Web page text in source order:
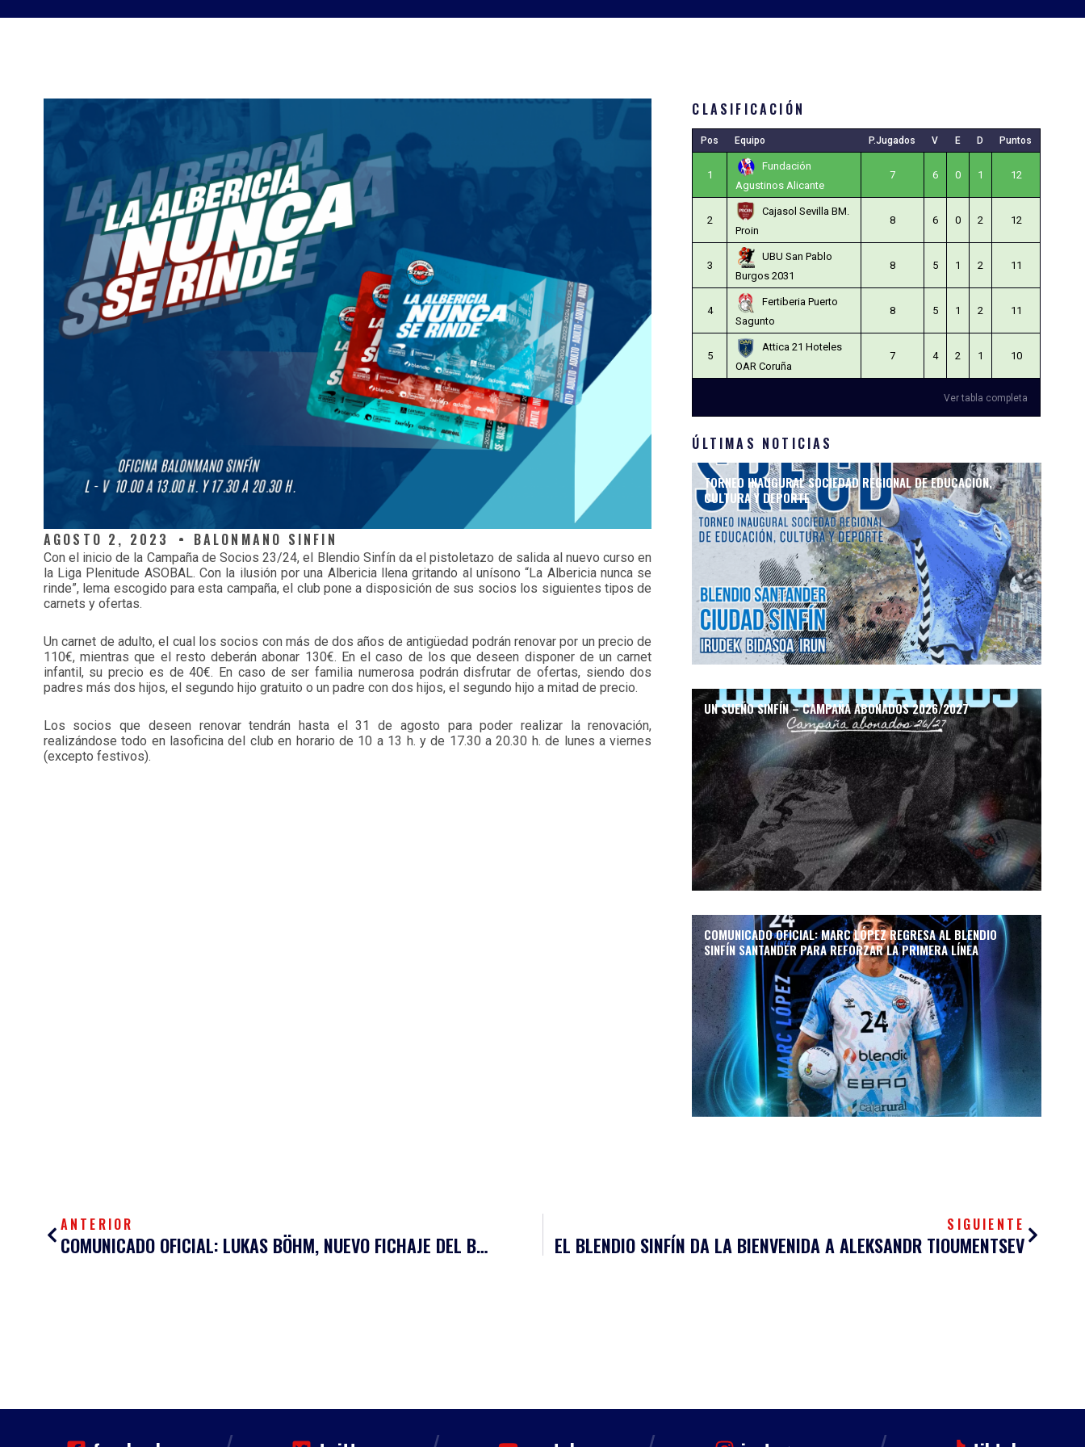
AGOSTO 2, 2023 BALONMANO SINFIN
Con el inicio de la Campaña de Socios 23/24, el Blendio Sinfín da el pistoletazo de salida al nuevo curso en
la Liga Plenitude ASOBAL. Con la ilusión por una Albericia llena gritando al unísono “La Albericia nunca se
rinde”, lema escogido para esta campaña, el club pone a disposición de sus socios los siguientes tipos de
carnets y ofertas.
Un carnet de adulto, el cual los socios con más de dos años de antigüedad podrán renovar por un precio de
110€, mientras que el resto deberán abonar 130€. En el caso de los que deseen disponer de un carnet
infantil, su precio es de 40€. En caso de ser familia numerosa podrán disfrutar de ofertas, siendo dos
padres más dos hijos, el segundo hijo gratuito o un padre con dos hijos, el segundo hijo a mitad de precio.
Los socios que deseen renovar tendrán hasta el 31 de agosto para poder realizar la renovación,
realizándose todo en lasoficina del club en horario de 10 a 13 h. y de 17.30 a 20.30 h. de lunes a viernes
(excepto festivos).
CLASIFICACIÓN
Pos Equipo P.Jugados V E D Puntos
1
Fundación
Agustinos Alicante
7 6 0 1 12
2
Cajasol Sevilla BM.
Proin
8 6 0 2 12
3
UBU San Pablo
Burgos 2031
8 5 1 2 11
4
Fertiberia Puerto
Sagunto
8 5 1 2 11
5
Attica 21 Hoteles
OAR Coruña
7 4 2 1 10
Ver tabla completa
ÚLTIMAS NOTICIAS
TORNEO INAUGURAL SOCIEDAD REGIONAL DE EDUCACIÓN,
CULTURA Y DEPORTE
UN SUEÑO SINFÍN – CAMPAÑA ABONADOS 2026/2027
COMUNICADO OFICIAL: MARC LÓPEZ REGRESA AL BLENDIO
SINFÍN SANTANDER PARA REFORZAR LA PRIMERA LÍNEA
ANTERIOR
COMUNICADO OFICIAL: LUKAS BÖHM, NUEVO FICHAJE DEL BLENDIO SINFÍN
SIGUIENTE
EL BLENDIO SINFÍN DA LA BIENVENIDA A ALEKSANDR TIOUMENTSEV